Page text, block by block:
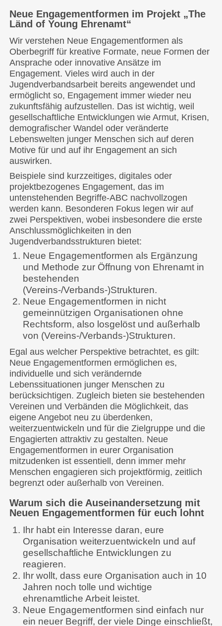
Neue Engagementformen im Projekt „The
Länd of Young Ehrenamt“
Wir verstehen Neue Engagementformen als
Oberbegriff für kreative Formate, neue Formen der
Ansprache oder innovative Ansätze im
Engagement. Vieles wird auch in der
Jugendverbandsarbeit bereits angewendet und
ermöglicht so, Engagement immer wieder neu
zukunftsfähig aufzustellen. Das ist wichtig, weil
gesellschaftliche Entwicklungen wie Armut, Krisen,
demografischer Wandel oder veränderte
Lebenswelten junger Menschen sich auf deren
Motive für und auf ihr Engagement an sich
auswirken.
Beispiele sind kurzzeitiges, digitales oder
projektbezogenes Engagement, das im
untenstehenden Begriffe-ABC nachvollzogen
werden kann. Besonderen Fokus legen wir auf
zwei Perspektiven, wobei insbesondere die erste
Anschlussmöglichkeiten in den
Jugendverbandsstrukturen bietet:
Neue Engagementformen als Ergänzung
und Methode zur Öffnung von Ehrenamt in
bestehenden
(Vereins-/Verbands-)Strukturen.
Neue Engagementformen in nicht
gemeinnützigen Organisationen ohne
Rechtsform, also losgelöst und außerhalb
von (Vereins-/Verbands-)Strukturen.
Egal aus welcher Perspektive betrachtet, es gilt:
Neue Engagementformen ermöglichen es,
individuelle und sich verändernde
Lebenssituationen junger Menschen zu
berücksichtigen. Zugleich bieten sie bestehenden
Vereinen und Verbänden die Möglichkeit, das
eigene Angebot neu zu überdenken,
weiterzuentwickeln und für die Zielgruppe und die
Engagierten attraktiv zu gestalten. Neue
Engagementformen in eurer Organisation
mitzudenken ist essentiell, denn immer mehr
Menschen engagieren sich projektförmig, zeitlich
begrenzt oder außerhalb von Vereinen.
Warum sich die Auseinandersetzung mit
Neuen Engagementformen für euch lohnt
Ihr habt ein Interesse daran, eure
Organisation weiterzuentwickeln und auf
gesellschaftliche Entwicklungen zu
reagieren.
Ihr wollt, dass eure Organisation auch in 10
Jahren noch tolle und wichtige
ehrenamtliche Arbeit leistet.
Neue Engagementformen sind einfach nur
ein neuer Begriff, der viele Dinge einschließt,